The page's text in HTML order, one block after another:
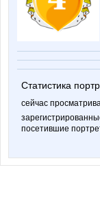
Статистика
сейчас
посетившие